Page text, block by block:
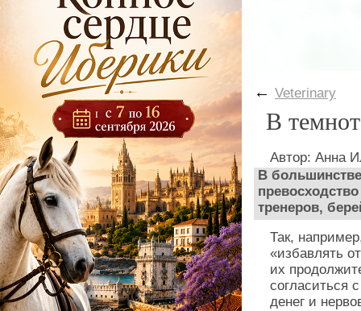
← Veterinary
В
Автор: Анна
В
тренеров,
Так,
«избавлять
их
согласиться
денег и